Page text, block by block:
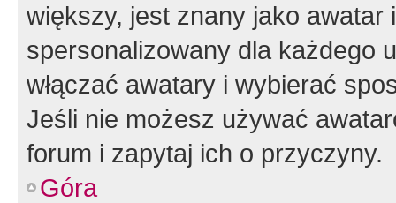
większy, jest znany jako
spersonalizowany dla każdego
włączać awatary i wybierać
Jeśli nie możesz używać
forum i zapytaj ich o przyczyny.
Góra